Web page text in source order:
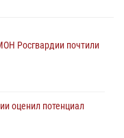
Росгвардии почтили
оценил потенциал